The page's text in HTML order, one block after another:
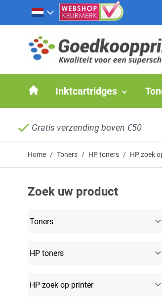
Ga naar de inhoud
Inktcartridges
Gratis verzending boven €50
Home / Toners / HP toners / HP zoek
Zoek uw product